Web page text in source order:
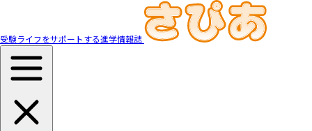
受験ライフをサポートする進学情報誌